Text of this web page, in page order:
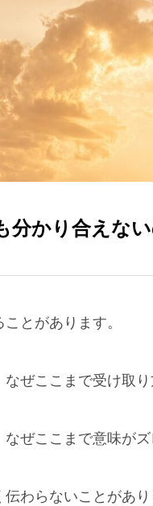
分かり合えな
とがあります。
ぜここまで受け取り
ぜここまで意味がズ
わらないことがあり